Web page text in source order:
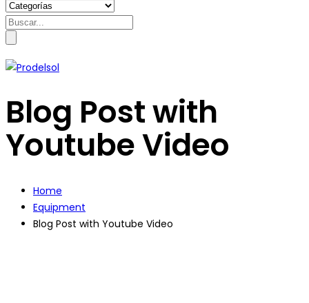
Search
Blog Post with
Youtube Video
Home
Equipment
Blog Post with Youtube Video